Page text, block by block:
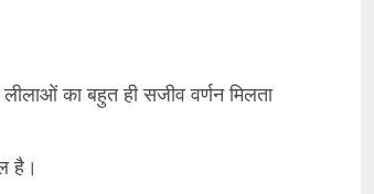
का बहुत ही सजीव वर्णन मिलता
है।